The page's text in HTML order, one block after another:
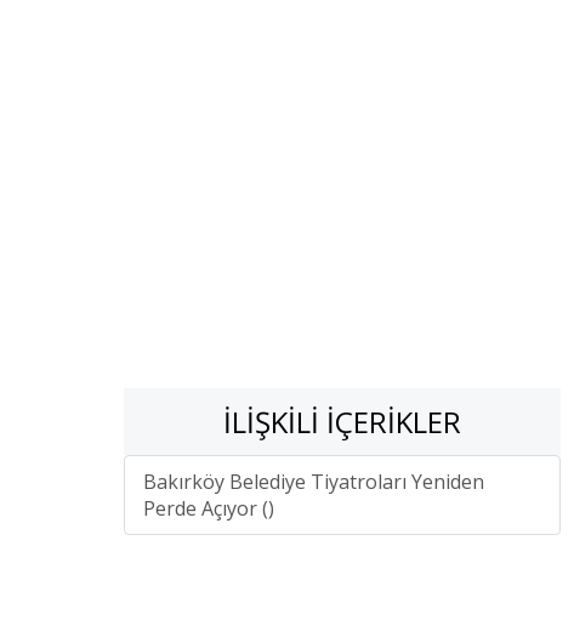
İLIŞKILI İÇERIKLER
Bakırköy Belediye Tiyatroları Yeniden
Perde Açıyor ()